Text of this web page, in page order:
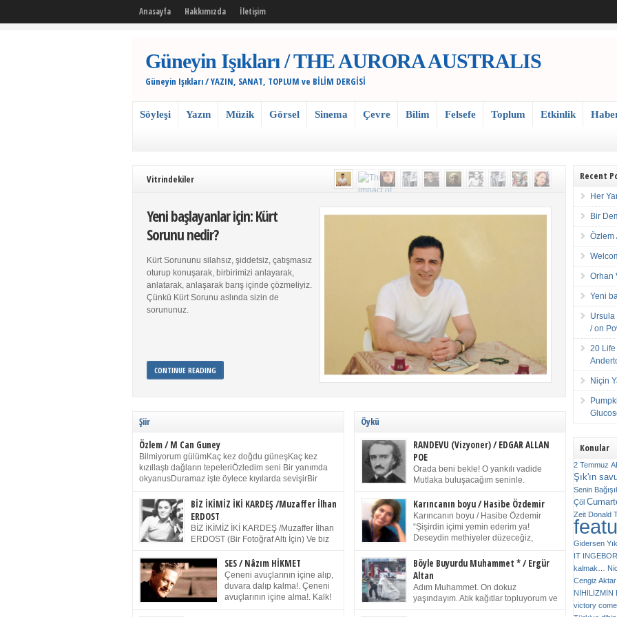
Anasayfa Hakkımızda İletişim
Güneyin Işıkları / THE AURORA AUSTRALIS
Güneyin Işıkları / YAZIN, SANAT, TOPLUM ve BİLİM DERGİSİ
Söyleşi Yazın Müzik Görsel Sinema Çevre Bilim Felsefe Toplum Etkinlik
Vitrindekiler
Yeni başlayanlar için: Kürt
Sorunu nedir?
Kürt Sorununu silahsız, şiddetsiz, çatışmasız
oturup konuşarak, birbirimizi anlayarak,
anlatarak, anlaşarak barış içinde çözmeliyiz.
Çünkü Kürt Sorunu aslında sizin de
sorununuz.
CONTINUE READING
Şiir
Özlem / M Can Guney
Bilmiyorum gülümKaç kez doğdu güneşKaç kez
kızıllaştı dağların tepeleriÖzledim seni Bir yanımda
okyanusDuramaz işte öylece kıyılarda sevişirBir
dururSokulur yalnızlığıma kokun olur Gözlerim bir
buruk gülümsemeDudağımda buğusu
öpüşlerinGeceler boyuÖzledim seni 2004 Haziran
Sydney / Toplumsal Kaynak / Memduh Güney
BİZ İKİMİZ İKİ KARDEŞ /Muzaffer İlhan
ERDOST
BİZ İKİMİZ İKİ KARDEŞ /Muzaffer İlhan
ERDOST (Bir Fotoğraf Altı İçin) Ve biz
Duracağız Fotoğrafımızda durduğumuz gibi Benim
ellerimde kelepçe Yüzümde yapay bir gülüş
(Kelepçeyi yadırgamanın gülüşü belki İlk kez olduğu
için Sonra alıştım Ve unuttum sonra kelepçeyi
SES / Nâzım HİKMET
Çeneni avuçlarının içine alıp,
duvara dalıp kalma!. Çeneni
avuçlarının içine alma!. Kalk!
Öykü
RANDEVU (Vizyoner) / EDGAR ALLAN
POE
Orada beni bekle! O yankılı vadide
Mutlaka buluşacağım seninle.
karısının ölümü üstüne yazdığı ağıt.) Talihsiz ve
gizemli adam! – Sen ki kendi hayal gücünün
parlaklığıyla afalladın, gençliğinin alevleri arasına
düştün! Hayalimde seni tekrar görüyorum! Bir kez
olduğun gibi değil soğuk vadide ve gölgelerin […]
Karıncanın boyu / Hasibe Özdemir
Karıncanın boyu / Hasibe Özdemir
“Şişirdin içimi yemin ederim ya!
Deseydin methiyeler düzeceğiz,
titriyor. “Sana gel demedim kızım.” diyorum sakince.
“Takıldın peşime madem, ne duyarsan
katlanacaksın.” Bir sigara yakıyor. Başını yana yatırıp,
bezmiş annelerin yılgın bakışıyla süzüyor beni.
Kaşlarımı kaldırıp ona bakıyorum ben de. Pes ediyor.
Böyle Buyurdu Muhammet * / Ergür
Altan
Adım Muhammet. On dokuz
yaşındayım. Atık kağıtlar topluyorum ve
Recent
Her
Bir
Özlem
Orhan
Yeni
Ursula
/ on
20
Niçin
Konular
2 Temmuz
Şık'ın
Senin
Çöl
Zeit Donald
Gidersen
IT
kalmak…
Cengiz Aktar
NİHİLİZMİN
victory